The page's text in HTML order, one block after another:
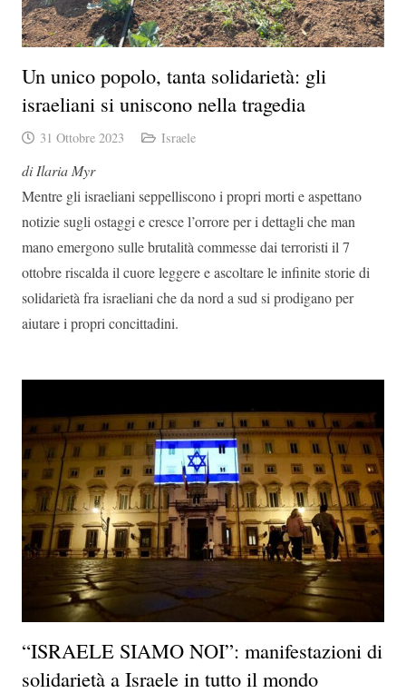
Un unico popolo, tanta solidarietà: gli
israeliani si uniscono nella tragedia
31 Ottobre 2023 Israele
di Ilaria Myr
Mentre gli israeliani seppelliscono i propri morti e aspettano
notizie sugli ostaggi e cresce l’orrore per i dettagli che man
mano emergono sulle brutalità commesse dai terroristi il 7
ottobre riscalda il cuore leggere e ascoltare le infinite storie di
solidarietà fra israeliani che da nord a sud si prodigano per
aiutare i propri concittadini.
“ISRAELE SIAMO NOI”: manifestazioni di
solidarietà a Israele in tutto il mondo